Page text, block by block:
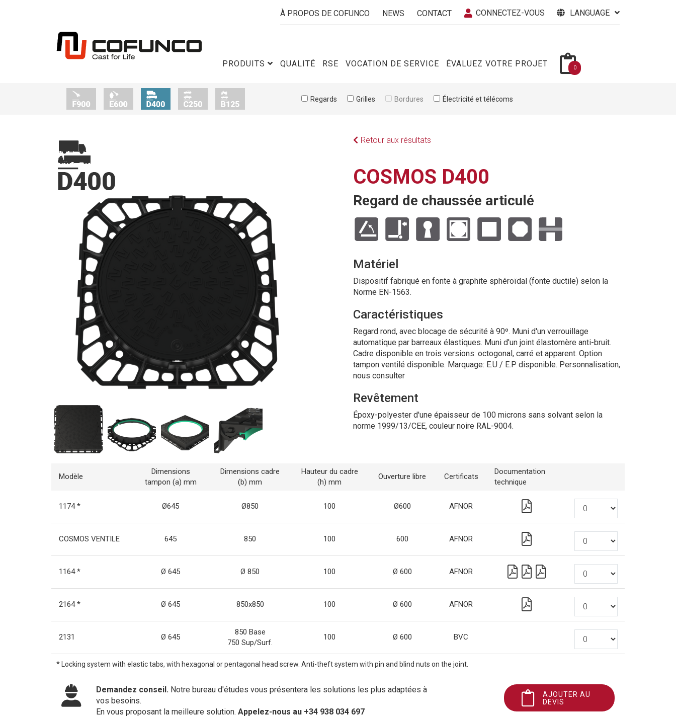
À PROPOS DE COFUNCO NEWS CONTACT CONNECTEZ-VOUS LANGUAGE
PRODUITS QUALITÉ RSE VOCATION DE SERVICE ÉVALUEZ VOTRE PROJET 0
Regards Grilles Bordures Électricité et télécoms
Retour aux résultats
COSMOS D400
Regard de chaussée articulé
Matériel
Dispositif fabriqué en fonte à graphite sphéroïdal (fonte ductile) selon la
Norme EN-1563.
Caractéristiques
Regard rond, avec blocage de sécurité à 90º. Muni d'un verrouillage
automatique par barreaux élastiques. Muni d'un joint élastomère anti-bruit.
Cadre disponible en trois versions: octogonal, carré et apparent. Option
tampon ventilé disponible. Marquage: E.U / E.P disponible. Personnalisation,
nous consulter
Revêtement
Époxy-polyester d'une épaisseur de 100 microns sans solvant selon la
norme 1999/13/CEE, couleur noire RAL-9004.
Modèle
Dimensions
tampon (a) mm
Dimensions cadre
(b) mm
Hauteur du cadre
(h) mm
Ouverture libre Certificats
Documentation
technique
1174 * Ø645 Ø850 100 Ø600 AFNOR
COSMOS VENTILE 645 850 100 600 AFNOR
1164 * Ø 645 Ø 850 100 Ø 600 AFNOR
2164 * Ø 645 850x850 100 Ø 600 AFNOR
2131 Ø 645
850 Base
750 Sup/Surf.
100 Ø 600 BVC
* Locking system with elastic tabs, with hexagonal or pentagonal head screw. Anti-theft system with pin and blind nuts on the joint.
Demandez conseil. Notre bureau d'études vous présentera les solutions les plus adaptées à
vos besoins.
En vous proposant la meilleure solution. Appelez-nous au +34 938 034 697
AJOUTER AU
DEVIS